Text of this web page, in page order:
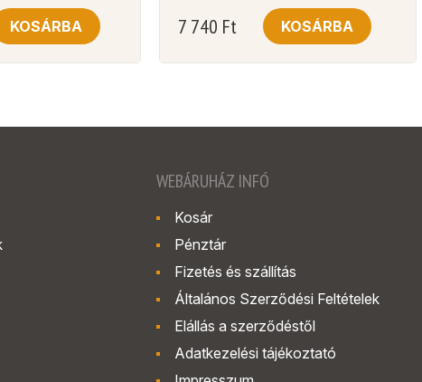
KOSÁRBA 7 740 Ft KOSÁRBA
WEBÁRUHÁZ INFÓ
Kosár
Pénztár
Fizetés és szállítás
Általános Szerződési Feltételek
Elállás a szerződéstől
Adatkezelési tájékoztató